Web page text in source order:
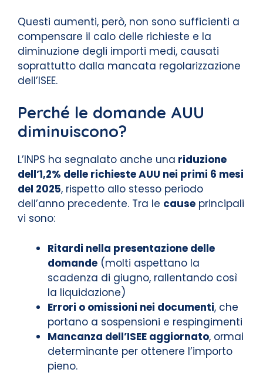
Questi aumenti, però, non sono sufficienti a
compensare il calo delle richieste e la
diminuzione degli importi medi, causati
soprattutto dalla mancata regolarizzazione
dell’ISEE.
Perché le domande AUU
diminuiscono?
L’INPS ha segnalato anche una riduzione
dell’1,2% delle richieste AUU nei primi 6 mesi
del 2025, rispetto allo stesso periodo
dell’anno precedente. Tra le cause principali
vi sono:
Ritardi nella presentazione delle
domande (molti aspettano la
scadenza di giugno, rallentando così
la liquidazione)
Errori o omissioni nei documenti, che
portano a sospensioni e respingimenti
Mancanza dell’ISEE aggiornato, ormai
determinante per ottenere l’importo
pieno.